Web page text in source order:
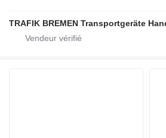
TRAFIK BREMEN Transportgeräte